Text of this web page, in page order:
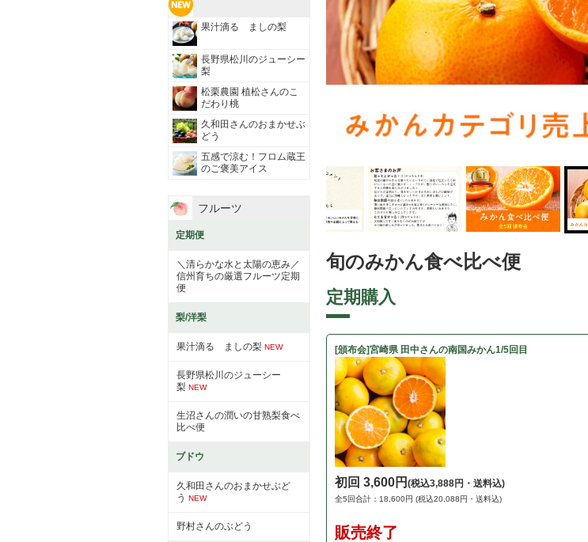
旬のみかん食べ比べ便
定期購入
[頒布会]宮崎県 田中さんの南国みかん1/5回目
初回 3,600円 (税込3,888円・送料込)
全5回合計：18,600円 (税込20,088円・送料込)
販売終了
果汁滴る ましの梨
長野県松川のジューシー
梨
松栗農園 植松さんのこ
だわり桃
久和田さんのおまかせぶ
どう
五感で涼む！フロム蔵王
のご褒美アイス
フルーツ
定期便
＼清らかな水と太陽の恵み／
信州育ちの厳選フルーツ定期
便
梨/洋梨
果汁滴る ましの梨 NEW
長野県松川のジューシー
梨 NEW
生沼さんの潤いの甘熟梨食べ
比べ便
ブドウ
久和田さんのおまかせぶど
う NEW
野村さんのぶどう